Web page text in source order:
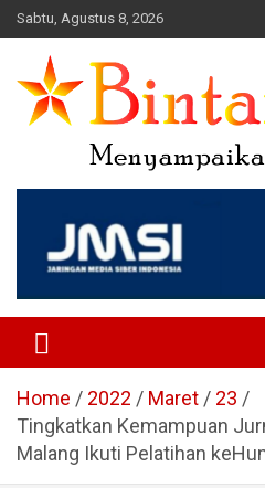
Skip
to
content
Sabtu, Agustus 8, 2026
Portal Berita
Regional
Home 2022 Maret
23
Tingkatkan Kemampuan
Malang Ikuti Pelatihan